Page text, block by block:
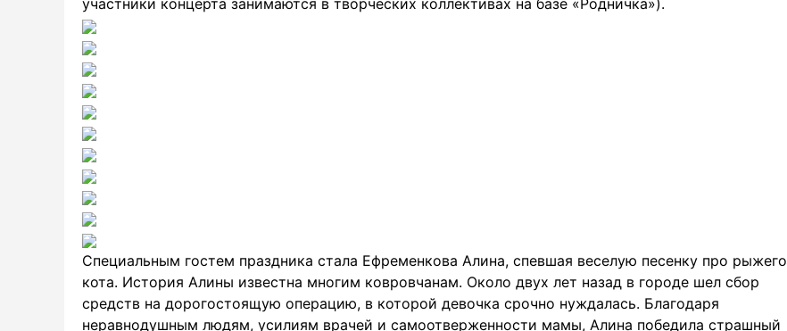
участники концерта занимаются в творческих коллективах на базе «Родничка»).
Специальным гостем праздника стала Ефременкова Алина, спевшая веселую песенку про рыжего
кота. История Алины известна многим ковровчанам. Около двух лет назад в городе шел сбор
средств на дорогостоящую операцию, в которой девочка срочно нуждалась. Благодаря
неравнодушным людям, усилиям врачей и самоотверженности мамы, Алина победила страшный